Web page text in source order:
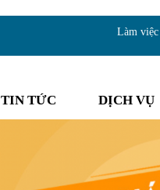
Làm
TIN TỨC DỊCH VỤ